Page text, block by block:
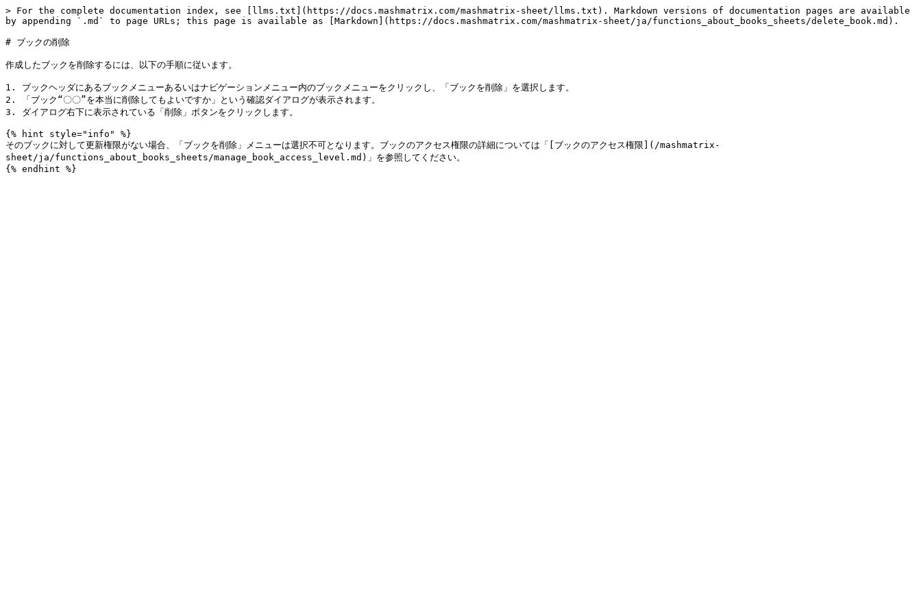
> For the complete documentation index, see [llms.txt](https://docs.mashmatrix.com/mashmatrix-sheet/llms.txt). Markdown versions of documentation pages are available
by appending `.md` to page URLs; this page is available as [Markdown](https://docs.mashmatrix.com/mashmatrix-sheet/ja/functions_about_books_sheets/delete_book.md).
# ブックの削除
作成したブックを削除するには、以下の手順に従います。
1. ブックヘッダにあるブックメニューあるいはナビゲーションメニュー内のブックメニューをクリックし、「ブックを削除」を選択します。
2. 「ブック“〇〇”を本当に削除してもよいですか」という確認ダイアログが表示されます。
3. ダイアログ右下に表示されている「削除」ボタンをクリックします。
{% hint style="info" %}
そのブックに対して更新権限がない場合、「ブックを削除」メニューは選択不可となります。ブックのアクセス権限の詳細については「[ブックのアクセス権限](/mashmatrix-
sheet/ja/functions_about_books_sheets/manage_book_access_level.md)」を参照してください。